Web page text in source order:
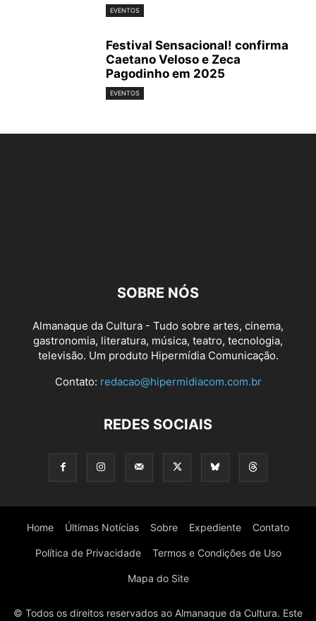
EVENTOS
Festival Sensacional! confirma
Caetano Veloso e Zeca
Pagodinho em 2025
EVENTOS
SOBRE NÓS
Almanaque da Cultura - Tudo sobre artes, cinema,
gastronomia, literatura, música, teatro, tecnologia,
televisão. Um produto Hipermídia Comunicação.
Contato: redacao@hipermidiacom.com.br
REDES SOCIAIS
Home Últimas Notícias Sobre Expediente Contato
Política de Privacidade Termos e Condições de Uso
Mapa do Site
© Todos os direitos reservados ao Almanaque da Cultura. Este